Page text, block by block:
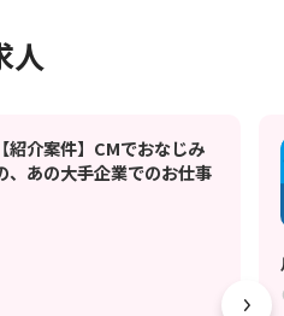
人
【紹介案件】CMでおなじみ
、あの大手企業でのお仕事